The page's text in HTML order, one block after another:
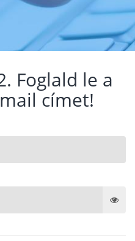
Foglald le a
címet!